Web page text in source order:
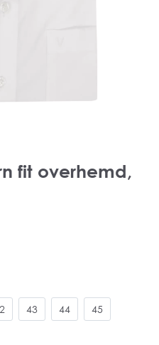
fit overhemd,
43 44 45